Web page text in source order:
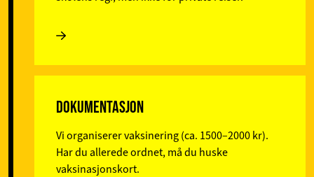
DOKUMENTASJON
Vi organiserer vaksinering (ca. 1500–2000 kr).
Har du allerede ordnet, må du huske
vaksinasjonskort.